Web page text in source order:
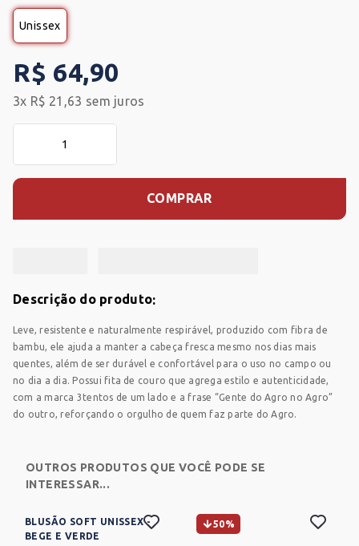
CARRINHO
Adicione produtos clicando em 'Comprar com
Unissex
R$ 64,90
3x R$ 21 ,63 sem juros
COMPRAR
Descrição do produto
Leve, resistente e naturalmente respirável, produzido com fibra de
bambu, ele ajuda a manter a cabeça fresca mesmo nos dias mais
quentes, além de ser durável e confortável para o uso no campo ou
no dia a dia. Possui fita de couro que agrega estilo e autenticidade,
com a marca 3tentos de um lado e a frase “Gente do Agro no Agro”
do outro, reforçando o orgulho de quem faz parte do Agro.
OUTROS PRODUTOS QUE VOCÊ PODE SE
INTERESSAR...
BLUSÃO SOFT UNISSEX -
BEGE E VERDE
50%